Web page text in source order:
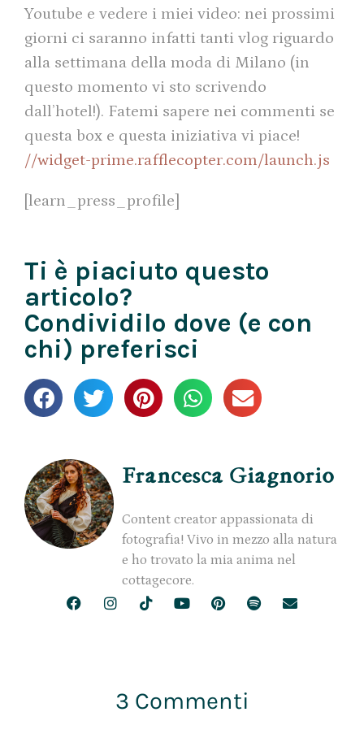
Youtube e vedere i miei video: nei prossimi
giorni ci saranno infatti tanti vlog riguardo
alla settimana della moda di Milano (in
questo momento vi sto scrivendo
dall’hotel!). Fatemi sapere nei commenti se
questa box e questa iniziativa vi piace!
//widget-prime.rafflecopter.com/launch.js
[learn_press_profile]
Ti è piaciuto questo
articolo?
Condividilo dove (e con
chi) preferisci
Francesca Giagnorio
Content creator appassionata di
fotografia! Vivo in mezzo alla natura
e ho trovato la mia anima nel
cottagecore.
3 Commenti